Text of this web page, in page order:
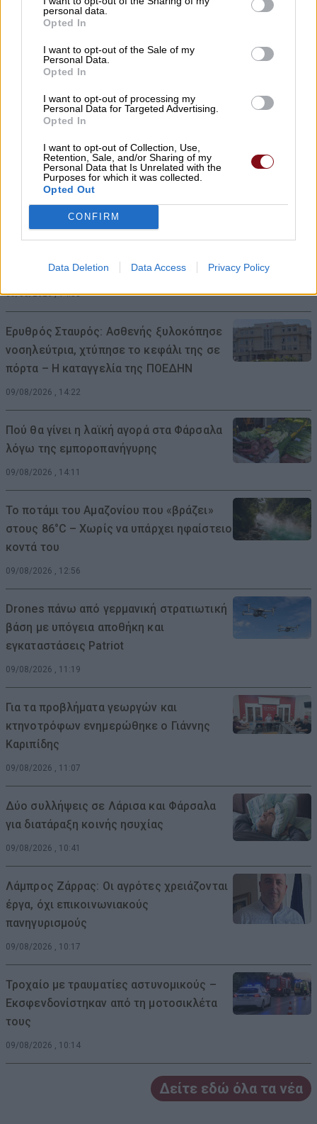
personal data.
Opted In
I want to opt-out of the Sale of my
Personal Data.
Opted In
I want to opt-out of processing my
Personal Data for Targeted Advertising.
Opted In
I want to opt-out of Collection, Use,
Retention, Sale, and/or Sharing of my
Personal Data that Is Unrelated with the
Purposes for which it was collected.
Opted Out
CONFIRM
Data Deletion Data Access Privacy Policy
Θάλασσα και πισίνα: Πώς θα
προστατεύσουμε τα αυτιά μας το
καλοκαίρι
09/08/2026 , 14:44
Πλαταμώνας: Ανησυχία κατοίκων και
ύδρευσης
09/08/2026 , 14:38
Ερυθρός Σταυρός: Ασθενής ξυλοκόπησε
νοσηλεύτρια, χτύπησε το κεφάλι της σε
πόρτα – Η καταγγελία της ΠΟΕΔΗΝ
09/08/2026 , 14:22
Πού θα γίνει η λαϊκή αγορά στα Φάρσαλα
λόγω της εμποροπανήγυρης
09/08/2026 , 14:11
Το ποτάμι του Αμαζονίου που «βράζει»
στους 86°C – Χωρίς να υπάρχει ηφαίστειο
κοντά του
09/08/2026 , 12:56
Drones πάνω από γερμανική στρατιωτική
βάση με υπόγεια αποθήκη και
εγκαταστάσεις Patriot
09/08/2026 , 11:19
Για τα προβλήματα γεωργών και
κτηνοτρόφων ενημερώθηκε ο Γιάννης
Καριπίδης
09/08/2026 , 11:07
Δύο συλλήψεις σε Λάρισα και Φάρσαλα
για διατάραξη κοινής ησυχίας
09/08/2026 , 10:41
Λάμπρος Ζάρρας: Οι αγρότες χρειάζονται
έργα, όχι επικοινωνιακούς
πανηγυρισμούς
09/08/2026 , 10:17
Τροχαίο με τραυματίες αστυνομικούς –
Εκσφενδονίστηκαν από τη μοτοσικλέτα
τους
09/08/2026 , 10:14
Δείτε εδώ όλα τα νέα